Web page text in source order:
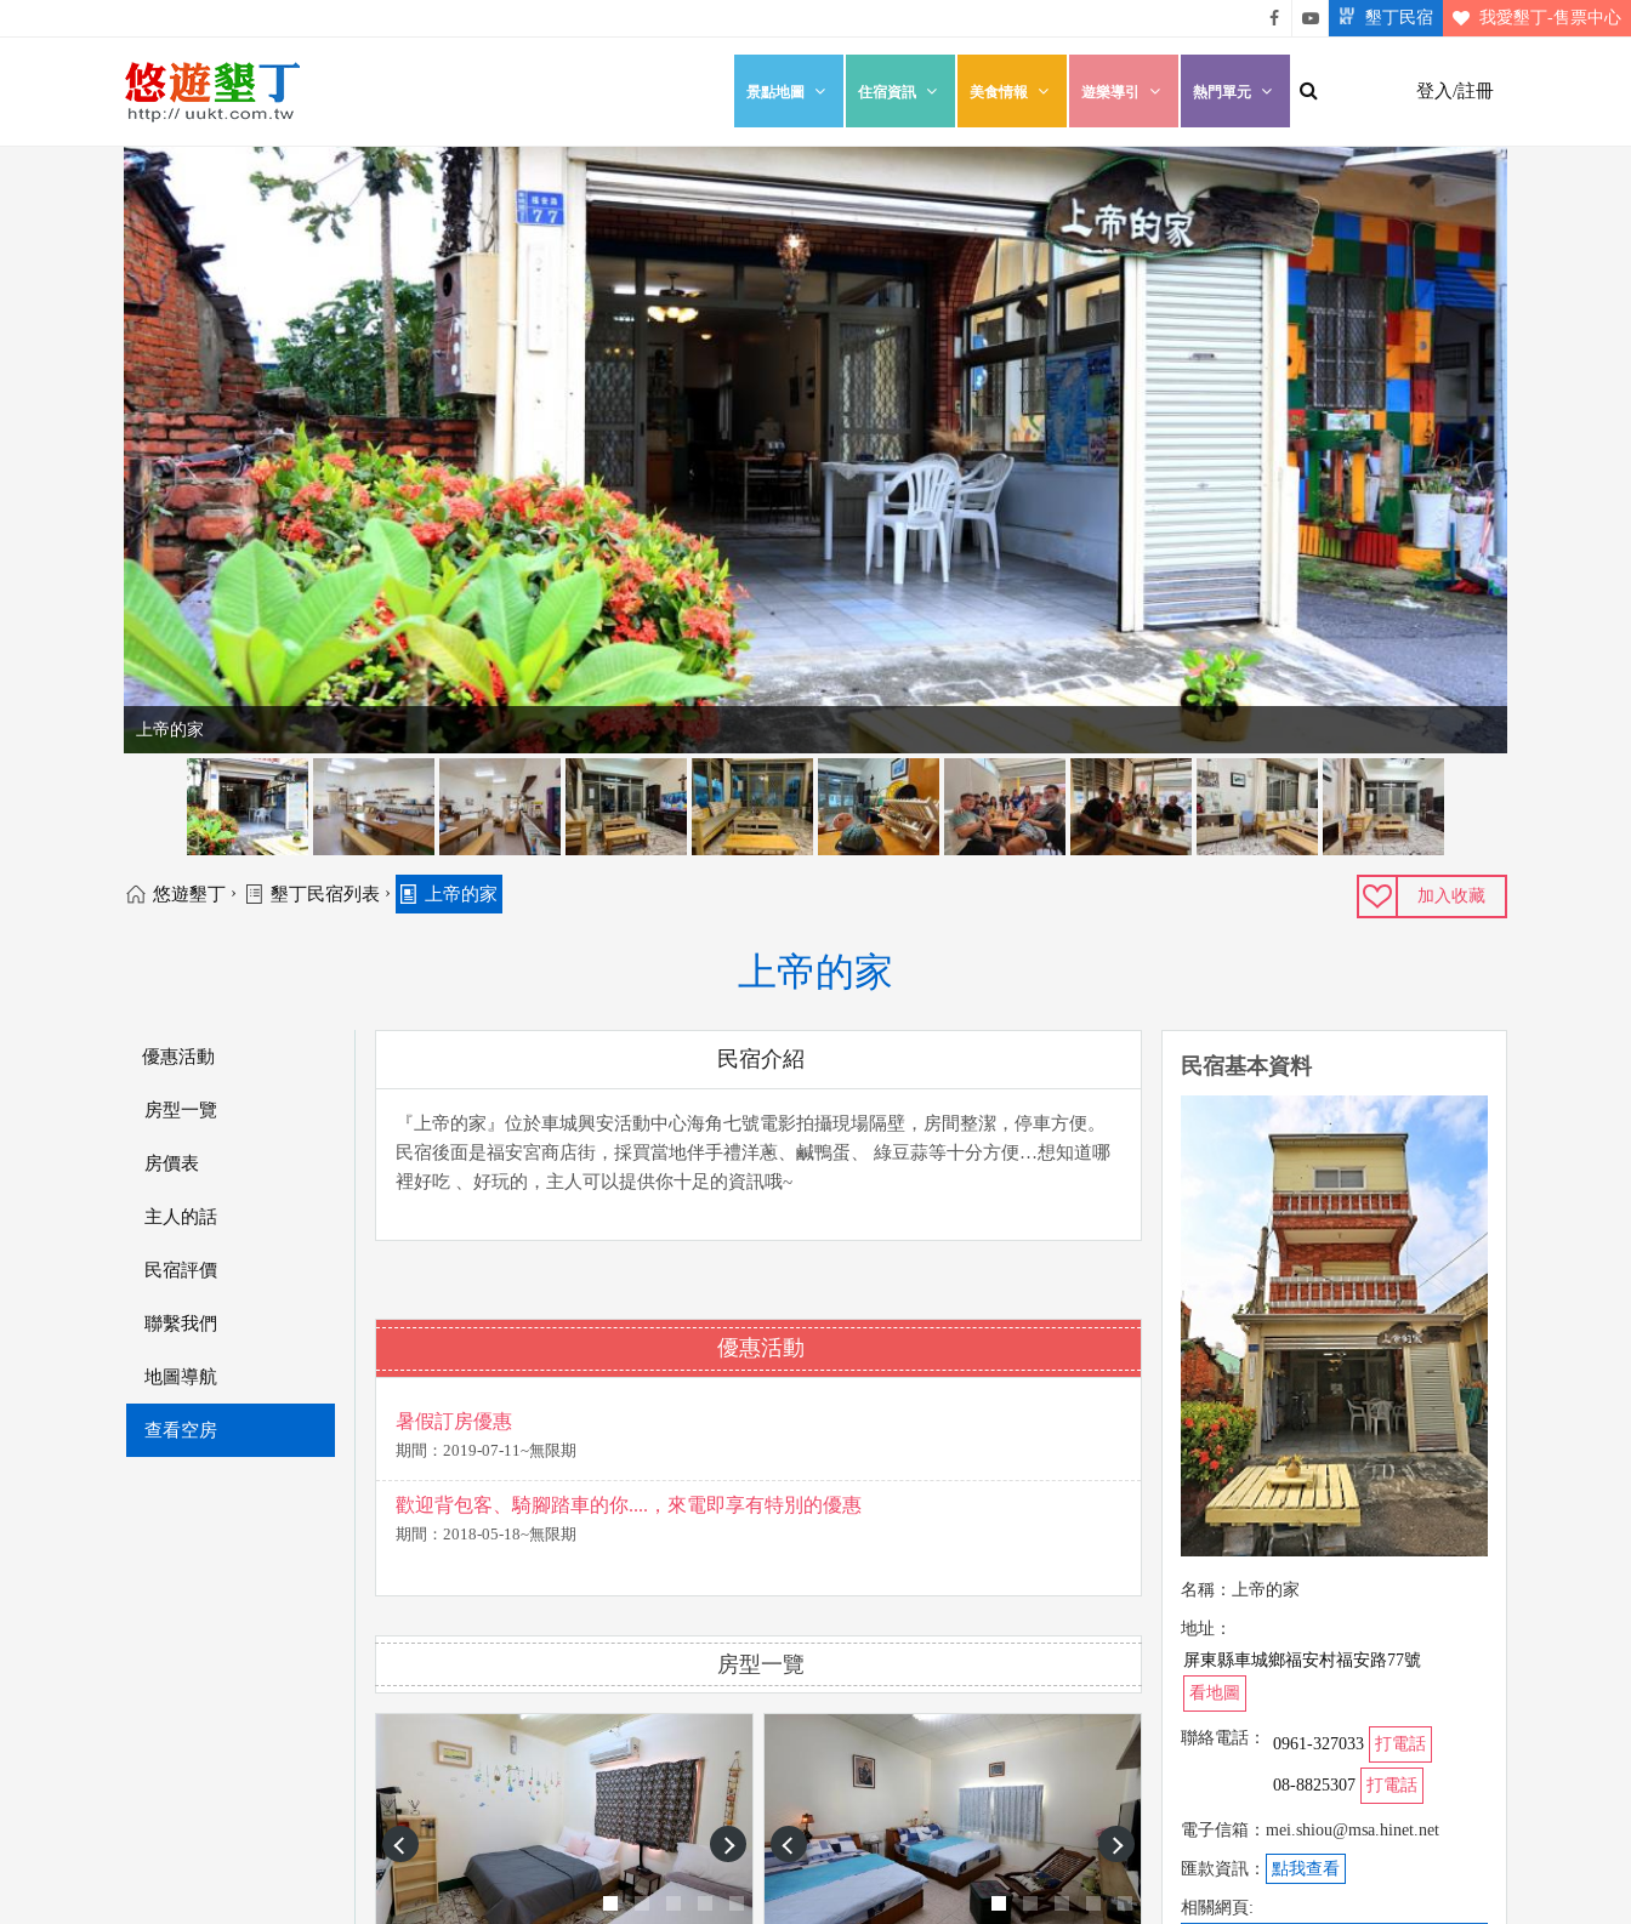
悠遊
墾丁
粉絲
團
墾丁
介紹
墾丁民宿 我愛墾丁-售票中心
登入/註冊
景點地圖 住宿資訊 美食情報 遊樂導引 熱門單元
上帝的家
悠遊墾丁 › 墾丁民宿列表 › 上帝的家 加入收藏
上帝的家
優惠活動
房型一覽
房價表
主人的話
民宿評價
聯繫我們
地圖導航
查看空房
民宿介紹
『上帝的家』位於車城興安活動中心海角七號電影拍攝現場隔壁，房間整潔，停車方便。
民宿後面是福安宮商店街，採買當地伴手禮洋蔥、鹹鴨蛋、 綠豆蒜等十分方便…想知道哪
裡好吃 、好玩的，主人可以提供你十足的資訊哦~
優惠活動
暑假訂房優惠
期間：2019-07-11~無限期
歡迎背包客、騎腳踏車的你....，來電即享有特別的優惠
期間：2018-05-18~無限期
房型一覽
prev next prev next
民宿基本資料
名稱：上帝的家
地址：
屏東縣車城鄉福安村福安路77號
看地圖
聯絡電話： 0961-327033 打電話
08-8825307 打電話
電子信箱：mei.shiou@msa.hinet.net
匯款資訊： 點我查看
相關網頁: